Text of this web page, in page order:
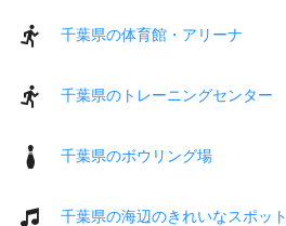
千葉県の体育館・アリーナ
千葉県のトレーニングセンター
千葉県のボウリング場
千葉県の海辺のきれいなスポット